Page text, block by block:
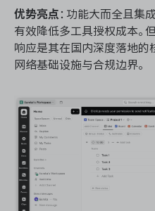
优势亮点 ：功能大而全且集
有效降低多工具授权成本。
响应是其在国内深度落地的
网络基础设施与合规边界。